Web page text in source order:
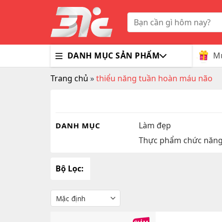
Tìm
kiếm:
DANH MỤC SẢN PHẨM
Bổ
Tim
Hỗ
Đông
Bao
Trà
Dầu
Sữa
Trang chủ »thiểu năng tuần hoàn máu não
DANH MỤC Làm đẹp
Thực phẩm chức năng
Bộ Lọc: